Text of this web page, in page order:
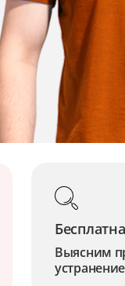
Выясним